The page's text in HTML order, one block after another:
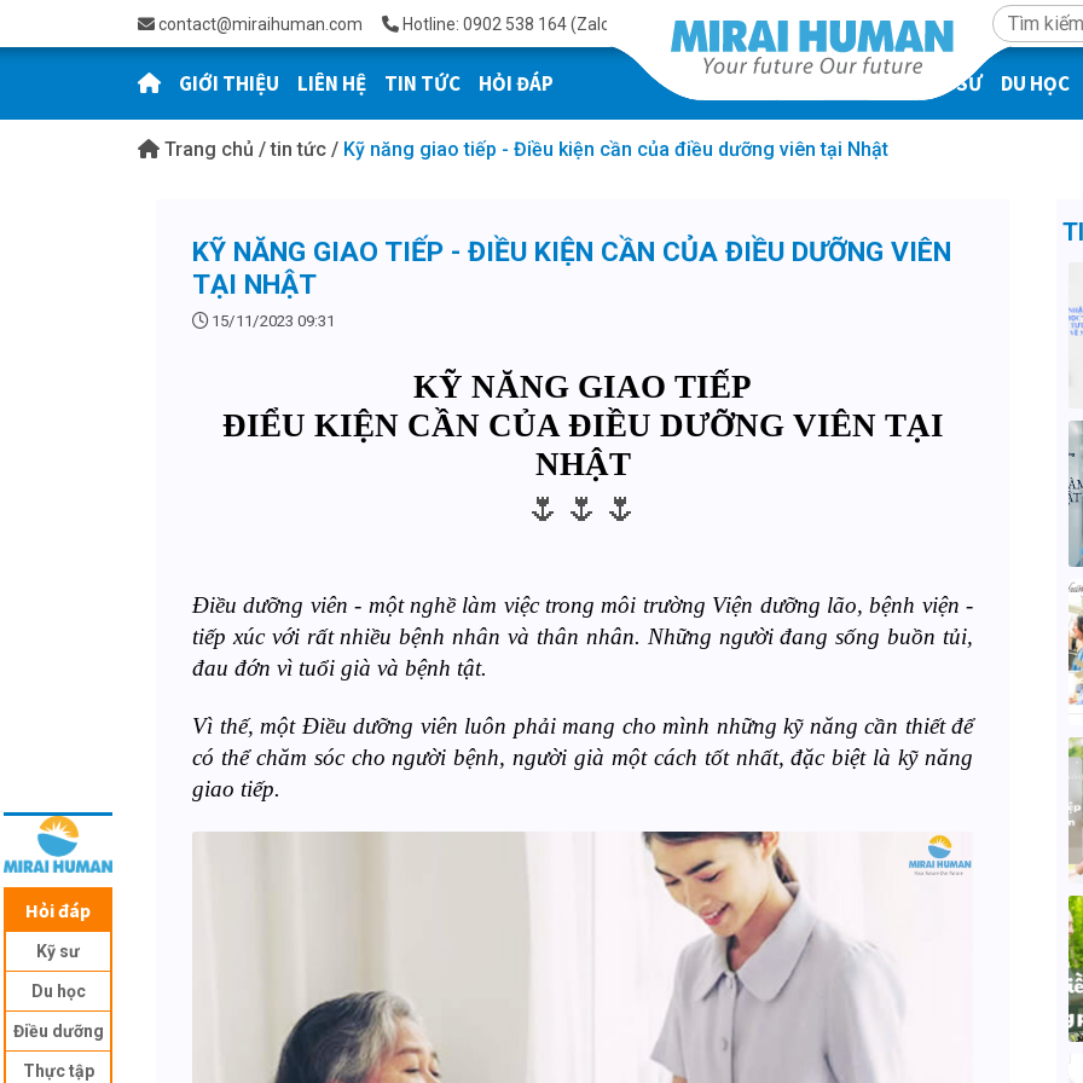
contact@miraihuman.com Hotline: 0902 538 164 (Zalo)
GIỚI THIỆU LIÊN HỆ TIN TỨC HỎI ĐÁP KỸ SƯ DU HỌC
Hỏi đáp
Kỹ sư
Du học
Điều dưỡng
Thực tập
Trang chủ / tin tức / Kỹ năng giao tiếp - Điều kiện cần của điều dưỡng viên tại Nhật
KỸ NĂNG GIAO TIẾP - ĐIỀU KIỆN CẦN CỦA ĐIỀU DƯỠNG VIÊN
TẠI NHẬT
15/11/2023 09:31
KỸ NĂNG GIAO TIẾP
ĐIỂU KIỆN CẦN CỦA ĐIỀU DƯỠNG VIÊN TẠI
NHẬT
🌷🌷🌷
Điều dưỡng viên - một nghề làm việc trong môi trường Viện dưỡng lão, bệnh viện -
tiếp xúc với rất nhiều bệnh nhân và thân nhân. Những người đang sống buồn tủi,
đau đớn vì tuổi già và bệnh tật.
Vì thế, một Điều dưỡng viên luôn phải mang cho mình những kỹ năng cần thiết để
có thể chăm sóc cho người bệnh, người già một cách tốt nhất, đặc biệt là kỹ năng
giao tiếp.